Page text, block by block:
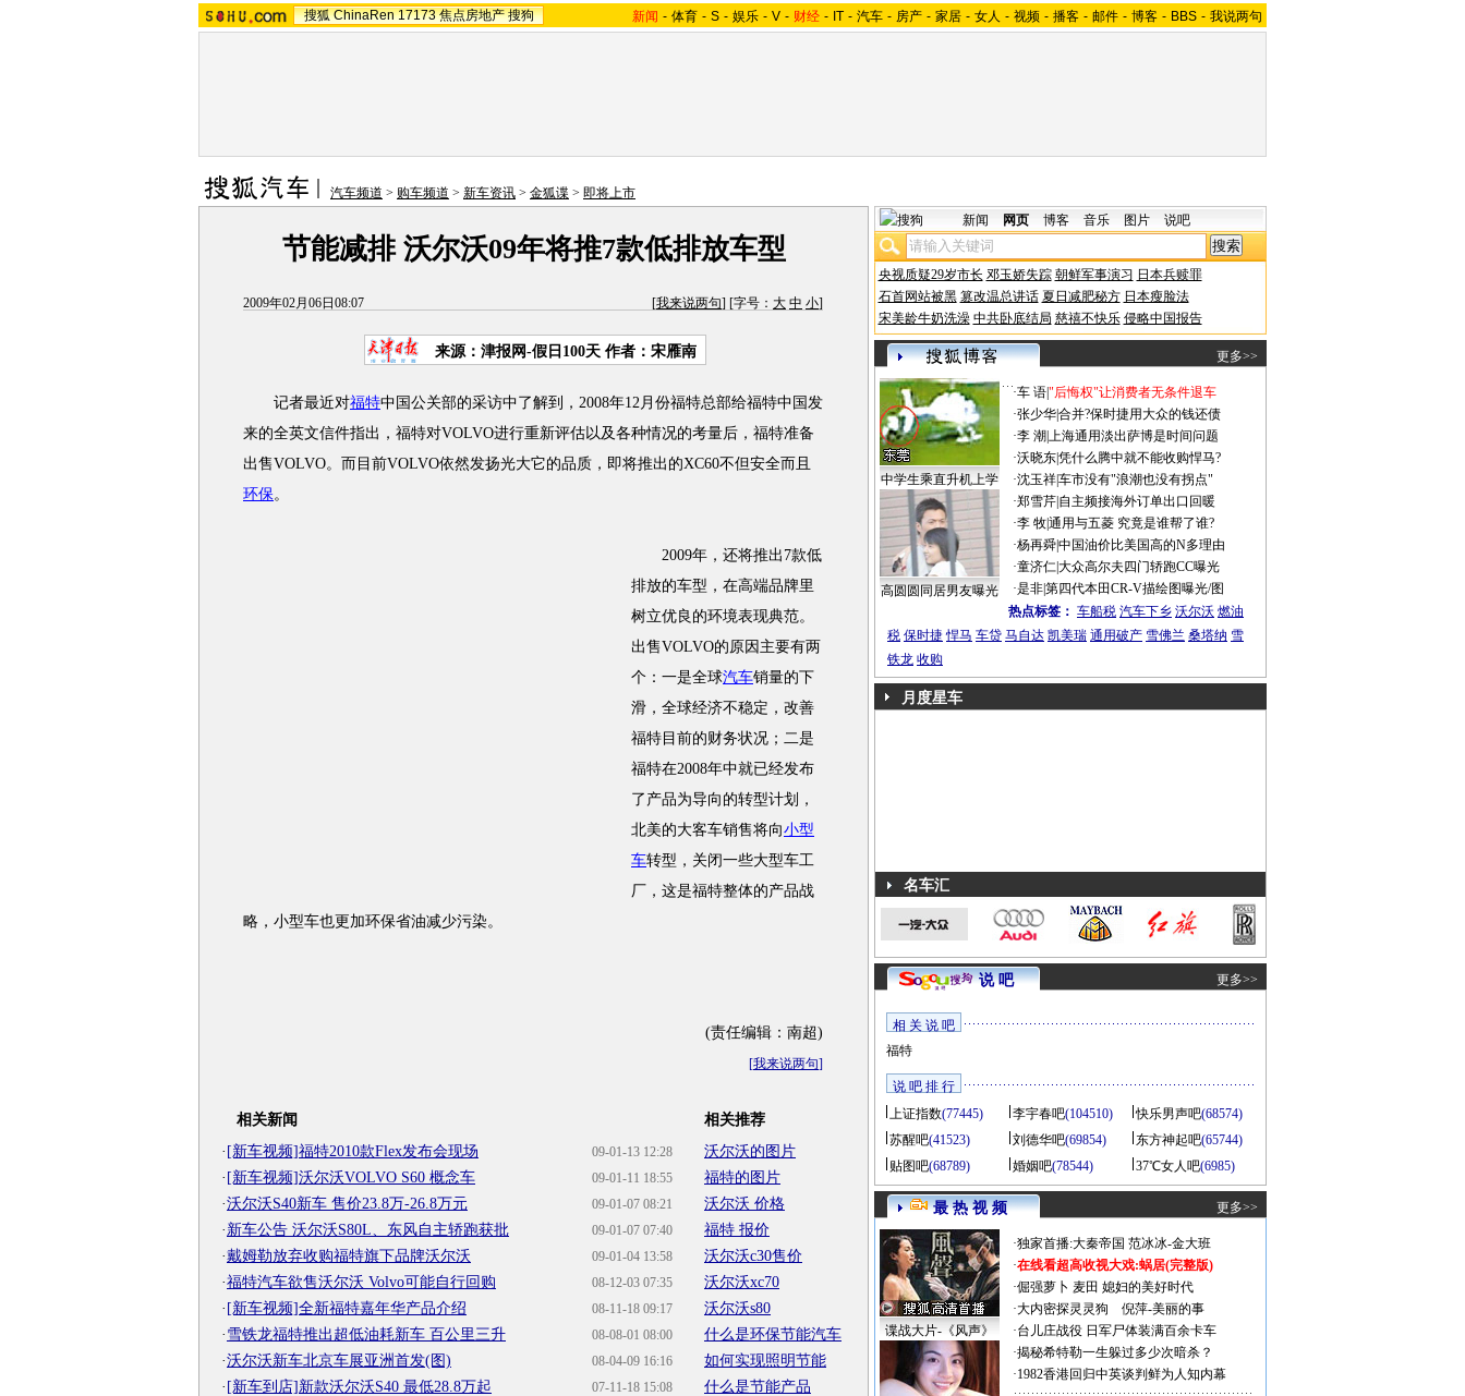
搜狐 ChinaRen 17173 焦点房地产 搜狗 新闻 - 体育 - S - 娱乐 - V - 财经 - IT - 汽车 - 房产 - 家居 - 女人 - 视频 - 播客 - 邮件 - 博客 - BBS - 我说两句
汽车频道 > 购车频道 > 新车资讯 > 金狐谍 > 即将上市
节能减排 沃尔沃09年将推7款低排放车型
2009年02月06日08:07 [我来说两句] [字号： 大 中 小]
来源：津报网-假日100天 作者：宋雁南
记者最近对福特中国公关部的采访中了解到，2008年12月份福特总部给福特中国发
来的全英文信件指出，福特对VOLVO进行重新评估以及各种情况的考量后，福特准备
出售VOLVO。而目前VOLVO依然发扬光大它的品质，即将推出的XC60不但安全而且
环保。
2009年，还将推出7款低
排放的车型，在高端品牌里
树立优良的环境表现典范。
出售VOLVO的原因主要有两
个：一是全球汽车销量的下
滑，全球经济不稳定，改善
福特目前的财务状况；二是
福特在2008年中就已经发布
了产品为导向的转型计划，
北美的大客车销售将向小型
车转型，关闭一些大型车工
厂，这是福特整体的产品战
略，小型车也更加环保省油减少污染。
(责任编辑：南超)
[我来说两句]
相关新闻
09-01-13 12:28
· [新车视频]福特2010款Flex发布会现场
09-01-11 18:55
· [新车视频]沃尔沃VOLVO S60 概念车
09-01-07 08:21
·沃尔沃S40新车 售价23.8万-26.8万元
09-01-07 07:40
· 新车公告 沃尔沃S80L、东风自主轿跑获批
09-01-04 13:58
·戴姆勒放弃收购福特旗下品牌沃尔沃
08-12-03 07:35
·福特汽车欲售沃尔沃 Volvo可能自行回购
08-11-18 09:17
· [新车视频]全新福特嘉年华产品介绍
08-08-01 08:00
· 雪铁龙福特推出超低油耗新车 百公里三升
08-04-09 16:16
·沃尔沃新车北京车展亚洲首发(图)
07-11-18 15:08
· [新车到店]新款沃尔沃S40 最低28.8万起
相关推荐
沃尔沃的图片
福特的图片
沃尔沃 价格
福特 报价
沃尔沃c30售价
沃尔沃xc70
沃尔沃s80
什么是环保节能汽车
如何实现照明节能
什么是节能产品
新闻 网页 博客 音乐 图片 说吧
央视质疑29岁市长 邓玉娇失踪 朝鲜军事演习 日本兵赎罪
石首网站被黑 篡改温总讲话 夏日减肥秘方 日本瘦脸法
宋美龄牛奶洗澡 中共卧底结局 慈禧不快乐 侵略中国报告
更多>>
中学生乘直升机上学
高圆圆同居男友曝光
·车 语|"后悔权"让消费者无条件退车
·张少华|合并?保时捷用大众的钱还债
·李 潮 上海通用淡出萨博是时间问题
·沃晓东|凭什么腾中就不能收购悍马?
·沈玉祥|车市没有"浪潮也没有拐点"
·郑雪芹| 自主频接海外订单出口回暖
·李 牧|通用与五菱 究竟是谁帮了谁?
·杨再舜|中国油价比美国高的N多理由
·童济仁|大众高尔夫四门轿跑CC曝光
·是非|第四代本田CR-V描绘图曝光/图
热点标签： 车船税 汽车下乡 沃尔沃 燃油
税 保时捷 悍马 车贷 马自达 凯美瑞 通用破产 雪佛兰 桑塔纳 雪
铁龙 收购
月度星车
名车汇
说 吧 更多>>
相 关 说 吧
福特
说 吧 排 行
上证指数(77445) 李宇春吧(104510) 快乐男声吧(68574)
苏醒吧(41523) 刘德华吧(69854) 东方神起吧(65744)
贴图吧(68789) 婚姻吧(78544) 37℃女人吧(6985)
最 热 视 频 更多>>
谍战大片-《风声》
·独家首播:大秦帝国 范冰冰-金大班
·在线看超高收视大戏:蜗居(完整版)
·倔强萝卜 麦田 媳妇的美好时代
·大内密探灵灵狗
倪萍-美丽的事
·台儿庄战役 日军尸体装满百余卡车
·揭秘希特勒一生躲过多少次暗杀？
·1982香港回归中英谈判鲜为人知内幕